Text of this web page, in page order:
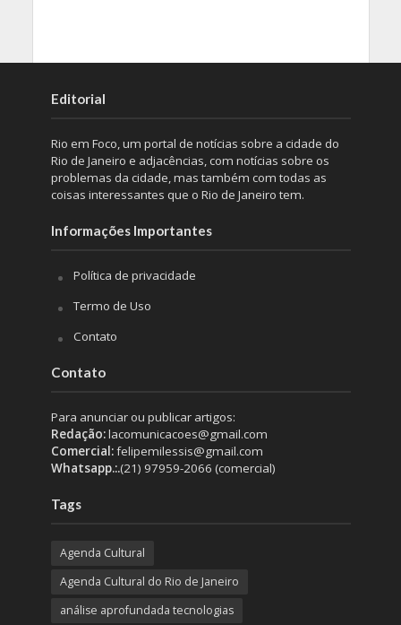
Editorial
Rio em Foco, um portal de notícias sobre a cidade do
Rio de Janeiro e adjacências, com notícias sobre os
problemas da cidade, mas também com todas as
coisas interessantes que o Rio de Janeiro tem.
Informações Importantes
Política de privacidade
Termo de Uso
Contato
Contato
Para anunciar ou publicar artigos:
Redação:lacomunicacoes@gmail.com
Comercial:felipemilessis@gmail.com
Whatsapp.:.(21) 97959-2066 (comercial)
Tags
Agenda Cultural
Agenda Cultural do Rio de Janeiro
análise aprofundada tecnologias